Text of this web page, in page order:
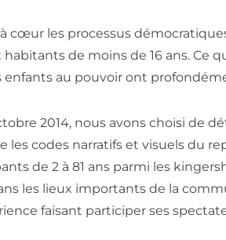
cœur les processus
de moins de 16 ans. Ce
au pouvoir ont
2014, nous avons choisi de
codes narratifs et visuels du
de 2 à 81 ans parmi les
les lieux importants de la
faisant participer ses